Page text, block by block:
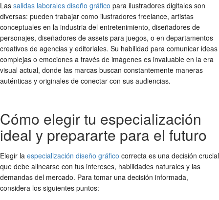
Las salidas laborales diseño gráfico para ilustradores digitales son
diversas: pueden trabajar como ilustradores freelance, artistas
conceptuales en la industria del entretenimiento, diseñadores de
personajes, diseñadores de assets para juegos, o en departamentos
creativos de agencias y editoriales. Su habilidad para comunicar ideas
complejas o emociones a través de imágenes es invaluable en la era
visual actual, donde las marcas buscan constantemente maneras
auténticas y originales de conectar con sus audiencias.
Cómo elegir tu especialización
ideal y prepararte para el futuro
Elegir la especialización diseño gráfico correcta es una decisión crucial
que debe alinearse con tus intereses, habilidades naturales y las
demandas del mercado. Para tomar una decisión informada,
considera los siguientes puntos: